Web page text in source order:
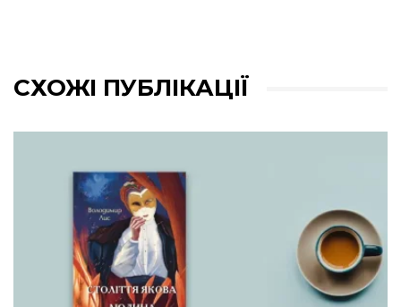
СХОЖІ ПУБЛІКАЦІЇ